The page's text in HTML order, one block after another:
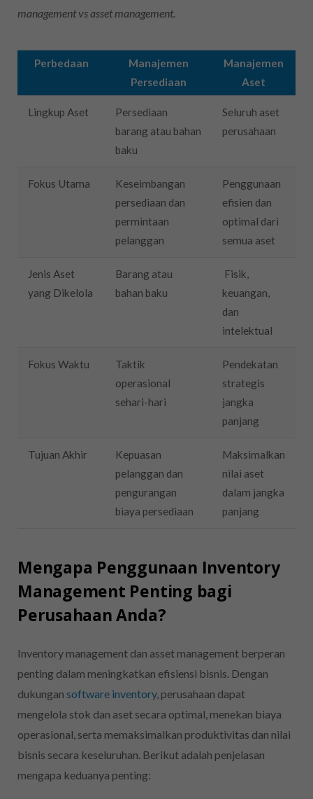
management vs asset management.
Perbedaan
Manajemen
Persediaan
Manajemen
Aset
Lingkup Aset
Persediaan
barang atau bahan
baku
Seluruh aset
perusahaan
Fokus Utama
Keseimbangan
persediaan dan
permintaan
pelanggan
Penggunaan
efisien dan
optimal dari
semua aset
Jenis Aset
yang Dikelola
Barang atau
bahan baku
Fisik,
keuangan,
dan
intelektual
Fokus Waktu
Taktik
operasional
sehari-hari
Pendekatan
strategis
jangka
panjang
Tujuan Akhir
Kepuasan
pelanggan dan
pengurangan
biaya persediaan
Maksimalkan
nilai aset
dalam jangka
panjang
Mengapa Penggunaan Inventory
Management Penting bagi
Perusahaan Anda?
Inventory management dan asset management berperan
penting dalam meningkatkan efisiensi bisnis. Dengan
dukungan software inventory, perusahaan dapat
mengelola stok dan aset secara optimal, menekan biaya
operasional, serta memaksimalkan produktivitas dan nilai
bisnis secara keseluruhan. Berikut adalah penjelasan
mengapa keduanya penting: